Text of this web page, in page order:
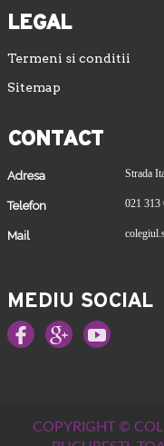
LEGAL
Termeni si conditii
Sitemap
CONTACT
Adresa Strada
Telefon 021 313
Mail
MEDIU SOCIAL
COPYRIGHT ©